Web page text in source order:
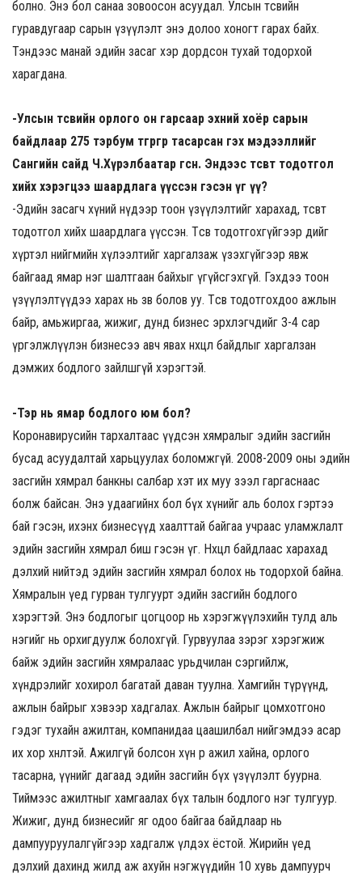
болно. Энэ бол санаа зовоосон асуудал. Улсын төсвийн
гуравдугаар сарын үзүүлэлт энэ долоо хоногт гарах байх.
Тэндээс манай эдийн засаг хэр дордсон тухай тодорхой
харагдана.
-Улсын төсвийн орлого он гарсаар эхний хоёр сарын
байдлаар 275 тэрбум төгрөгөөр тасарсан гэх мэдээллийг
Сангийн сайд Ч.Хүрэлбаатар өгсөн. Эндээс төсөвт тодотгол
хийх хэрэгцээ шаардлага үүссэн гэсэн үг үү?
-Эдийн засагч хүний нүдээр тоон үзүүлэлтийг харахад, төсөвт
тодотгол хийх шаардлага үүссэн. Төсвөө тодотгохгүйгээр өдийг
хүртэл нийгмийн хүлээлтийг харгалзаж үзэхгүйгээр явж
байгаад ямар нэг шалтгаан байхыг үгүйсгэхгүй. Гэхдээ тоон
үзүүлэлтүүдээ харах нь зөв болов уу. Төсвөө тодотгохдоо ажлын
байр, амьжиргаа, жижиг, дунд бизнес эрхлэгчдийг 3-4 сар
үргэлжлүүлэн бизнесээ авч явах нөхцөл байдлыг харгалзан
дэмжих бодлого зайлшгүй хэрэгтэй.
-Тэр нь ямар бодлого юм бол?
Коронавирусийн тархалтаас үүдсэн хямралыг эдийн засгийн
бусад асуудалтай харьцуулах боломжгүй. 2008-2009 оны эдийн
засгийн хямрал банкны салбар хэт их муу зээл гаргаснаас
болж байсан. Энэ удаагийнх бол бүх хүнийг аль болох гэртээ
бай гэсэн, ихэнх бизнесүүд хаалттай байгаа учраас уламжлалт
эдийн засгийн хямрал биш гэсэн үг. Нөхцөл байдлаас харахад
дэлхий нийтэд эдийн засгийн хямрал болох нь тодорхой байна.
Хямралын үед гурван тулгуурт эдийн засгийн бодлого
хэрэгтэй. Энэ бодлогыг цогцоор нь хэрэгжүүлэхийн тулд аль
нэгийг нь орхигдуулж болохгүй. Гурвуулаа зэрэг хэрэгжиж
байж эдийн засгийн хямралаас урьдчилан сэргийлж,
хүндрэлийг хохирол багатай даван туулна. Хамгийн түрүүнд,
ажлын байрыг хэвээр хадгалах. Ажлын байрыг цомхотгоно
гэдэг тухайн ажилтан, компанидаа цаашилбал нийгэмдээ асар
их хор хөнөөлтэй. Ажилгүй болсон хүн өөр ажил хайна, орлого
тасарна, үүнийг дагаад эдийн засгийн бүх үзүүлэлт буурна.
Тиймээс ажилтныг хамгаалах бүх талын бодлого нэг тулгуур.
Жижиг, дунд бизнесийг яг одоо байгаа байдлаар нь
дампууруулалгүйгээр хадгалж үлдэх ёстой. Жирийн үед
дэлхий дахинд жилд аж ахуйн нэгжүүдийн 10 хувь дампуурч